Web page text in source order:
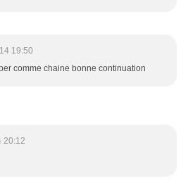
19:50
comme chaine bonne continuation
20:12